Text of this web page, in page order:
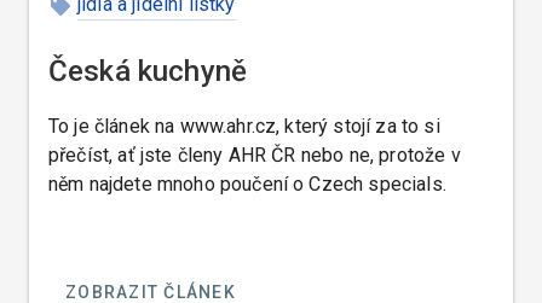
Česká kuchyně
To je článek na www.ahr.cz, který stojí za to si
přečíst, ať jste členy AHR ČR nebo ne, protože v
něm najdete mnoho poučení o Czech specials.
ZOBRAZIT ČLÁNEK